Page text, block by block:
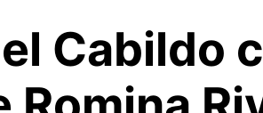
Cabildo